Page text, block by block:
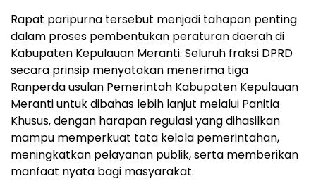
Rapat paripurna tersebut menjadi tahapan penting
dalam proses pembentukan peraturan daerah di
Kabupaten Kepulauan Meranti. Seluruh fraksi DPRD
secara prinsip menyatakan menerima tiga
Ranperda usulan Pemerintah Kabupaten Kepulauan
Meranti untuk dibahas lebih lanjut melalui Panitia
Khusus, dengan harapan regulasi yang dihasilkan
mampu memperkuat tata kelola pemerintahan,
meningkatkan pelayanan publik, serta memberikan
manfaat nyata bagi masyarakat.